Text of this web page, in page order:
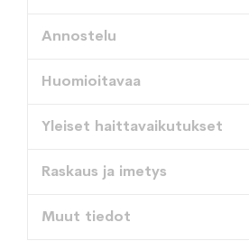
Annostelu
Huomioitavaa
Yleiset haittavaikutukset
Raskaus ja imetys
Muut tiedot